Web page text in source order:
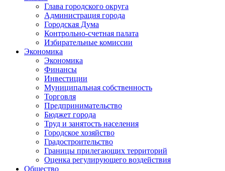
Глава городского округа
Администрация города
Городская Дума
Контрольно-счетная палата
Избирательные комиссии
Экономика
Экономика
Финансы
Инвестиции
Муниципальная собственность
Торговля
Предпринимательство
Бюджет города
Труд и занятость населения
Городское хозяйство
Градостроительство
Границы прилегающих территорий
Оценка регулирующего воздействия
Общество